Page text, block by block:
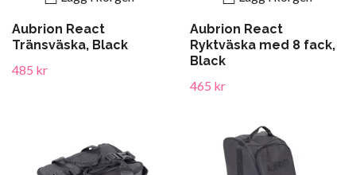
Aubrion React
Tränsväska, Black
485 kr
Aubrion React
Ryktväska med 8 fack,
Black
465 kr